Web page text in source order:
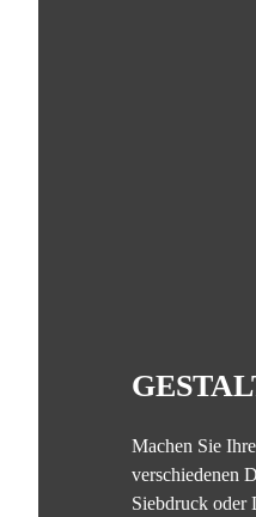
Machen Sie
verschiedenen
Siebdruck oder